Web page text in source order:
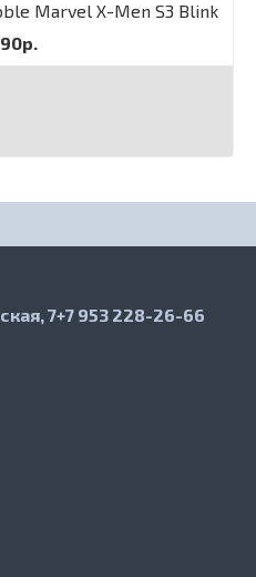
Marvel X-Men S3 Blink
7+7 953 228-26-66